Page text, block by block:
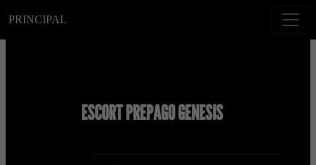
PRINCIPAL
ESCORT PREPAGO GENESIS